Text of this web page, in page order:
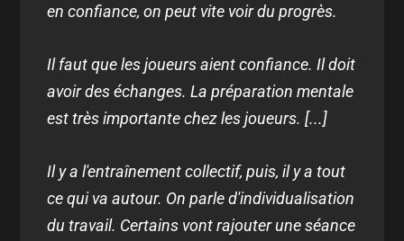
en confiance, on peut vite voir du progrès.
Il faut que les joueurs aient confiance. Il doit
avoir des échanges. La préparation mentale
est très importante chez les joueurs. [...]
Il y a l'entraînement collectif, puis, il y a tout
ce qui va autour. On parle d'individualisation
du travail. Certains vont rajouter une séance